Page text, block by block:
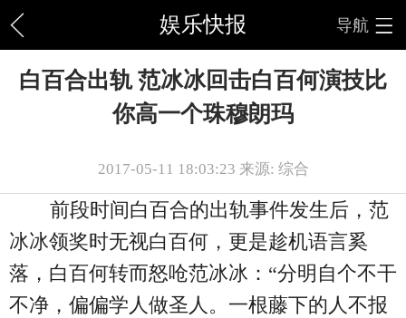
娱乐快报 导航
白百合出轨 范冰冰回击白百何演技比
你高一个珠穆朗玛
2017-05-11 18:03:23 来源: 综合
前段时间白百合的出轨事件发生后，范
冰冰领奖时无视白百何，更是趁机语言奚
落，白百何转而怒呛范冰冰：“分明自个不干
不净，偏偏学人做圣人。一根藤下的人不报